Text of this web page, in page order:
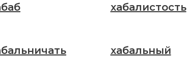
хабалистость
хабальный